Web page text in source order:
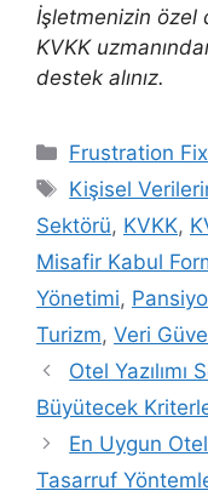
İşletmenizin özel
KVKK
destek alınız.
Kategoriler
Frustration Fix
Etiketler
Kişisel
Sektörü, KVKK,
Misafir Kabul
Yönetimi,
Turizm, Veri
Otel
Büyütecek
En Uygun
Tasarruf